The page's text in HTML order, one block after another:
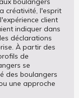
créativité, l'esprit
client
indiquer dans
déclarations
À partir des
de
se
des boulangers
une approche